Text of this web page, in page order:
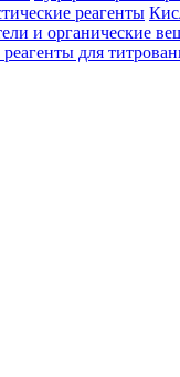
реагенты
и органические
для